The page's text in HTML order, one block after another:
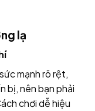
lạ
mạnh rõ rệt,
bị, nên bạn phải
chơi dễ hiệu